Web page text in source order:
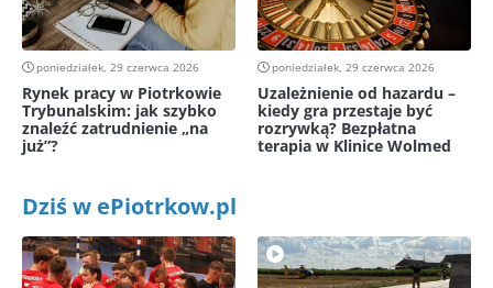
poniedziałek, 29 czerwca 2026
Rynek pracy w Piotrkowie
Trybunalskim: jak szybko
znaleźć zatrudnienie „na
już”?
poniedziałek, 29 czerwca 2026
Uzależnienie od hazardu –
kiedy gra przestaje być
rozrywką? Bezpłatna
terapia w Klinice Wolmed
Dziś w ePiotrkow.pl